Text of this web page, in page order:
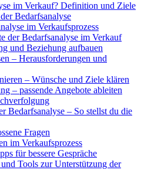
im Verkauf? Definition und Ziele
Bedarfsanalyse
im Verkaufsprozess
der Bedarfsanalyse im Verkauf
und Beziehung aufbauen
– Herausforderungen und
– Wünsche und Ziele klären
– passende Angebote ableiten
Bedarfsanalyse – So stellst du die
Fragen
im Verkaufsprozess
für bessere Gespräche
Tools zur Unterstützung der